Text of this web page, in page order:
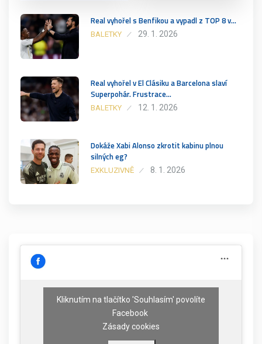
Real vyhořel s Benfikou a vypadl z TOP 8 v…
BALETKY 29. 1. 2026
Real vyhořel v El Clásiku a Barcelona slaví
Superpohár. Frustrace…
BALETKY 12. 1. 2026
Dokáže Xabi Alonso zkrotit kabinu plnou
silných eg?
EXKLUZIVNĚ 8. 1. 2026
Kliknutím na tlačítko 'Souhlasím' povolíte
Facebook
Zásady cookies